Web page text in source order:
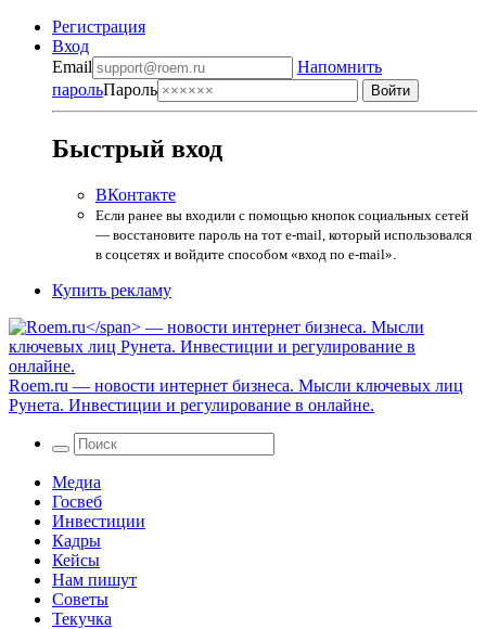
Регистрация
Вход
Email
Напомнить
парольПароль
Быстрый вход
ВКонтакте
Если ранее вы входили с помощью кнопок социальных сетей
— восстановите пароль на тот e-mail, который использовался
в соцсетях и войдите способом «вход по e-mail».
Купить рекламу
Roem.ru — новости интернет бизнеса. Мысли ключевых лиц
Рунета. Инвестиции и регулирование в онлайне.
Медиа
Госвеб
Инвестиции
Кадры
Кейсы
Нам пишут
Советы
Текучка